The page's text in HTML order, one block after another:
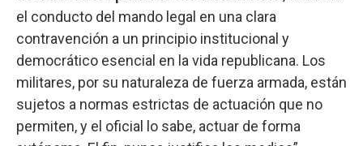
el conducto del mando legal en una clara
contravención a un principio institucional y
democrático esencial en la vida republicana. Los
militares, por su naturaleza de fuerza armada, están
sujetos a normas estrictas de actuación que no
permiten, y el oficial lo sabe, actuar de forma